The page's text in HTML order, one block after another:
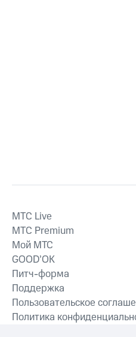
MTС Live
MTС Premium
Мой МТС
GOOD’OK
Питч-форма
Поддержка
Пользовательское
Политика